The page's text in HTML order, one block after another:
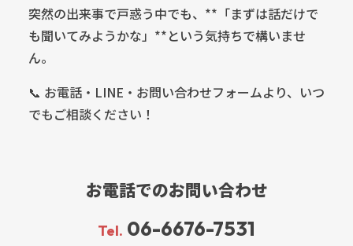
突然の出来事で戸惑う中でも、**「まずは話だけで
も聞いてみようかな」**という気持ちで構いませ
ん。
📞 お電話・LINE・お問い合わせフォームより、いつ
でもご相談ください！
お電話でのお問い合わせ
Tel. 06-6676-7531